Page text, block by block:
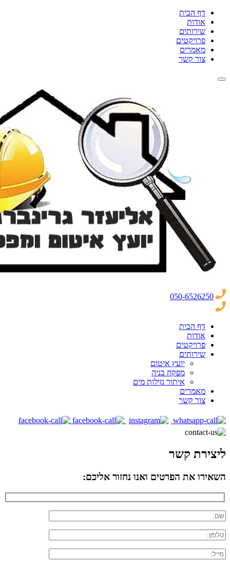
דף הבית
אודות
שירותים
פרויקטים
מאמרים
צור קשר
050-6526250
דף הבית
אודות
פרויקטים
שירותים
יועץ איטום
מפקח בניה
איתור נזילות מים
מאמרים
צור קשר
ליצירת קשר
השאירו את הפרטים ואנו נחזור אליכם: